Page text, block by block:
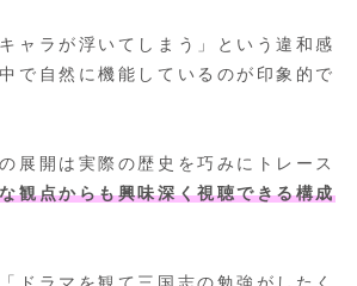
ャラが浮いてしまう」という違和感
で自然に機能しているのが印象的で
展開は実際の歴史を巧みにトレース
観点からも興味深く視聴できる構成